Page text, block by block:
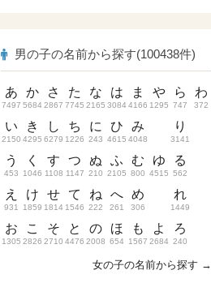
男の子の名前から探す(100438件)
あ
7497
い
2150
う
453
え
931
お
1305
か
5684
き
4295
く
1046
け
1859
こ
2826
さ
2867
し
6279
す
1108
せ
1814
そ
2710
た
7745
ち
1226
つ
1147
て
1546
と
4476
な
2165
に
243
ぬ
210
ね
222
の
2008
は
3084
ひ
4615
ふ
2105
へ
261
ほ
654
ま
4166
み
4048
む
800
め
306
も
1567
や
1295
ゆ
4515
よ
2684
ら
747
り
3141
る
562
れ
1449
ろ
240
わ
372
女の子の名前から探す →